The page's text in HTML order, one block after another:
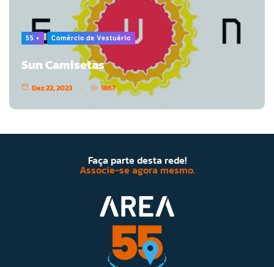
55 + Comércio de Vestuário
Sun Camisetas
Dez 22, 2023 1867
Faça parte desta rede!
Associe-se agora mesmo.